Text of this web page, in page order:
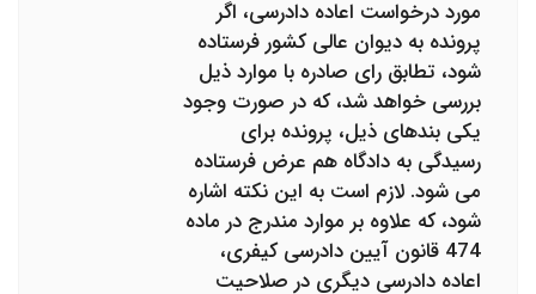
مورد درخواست اعاده دادرسی، اگر
پرونده به دیوان عالی کشور فرستاده
شود، تطابق رای صادره با موارد ذیل
بررسی خواهد شد، که در صورت وجود
یکی بندهای ذیل، پرونده برای
رسیدگی به دادگاه هم عرض فرستاده
می شود. لازم است به این نکته اشاره
شود، که علاوه بر موارد مندرج در ماده
474 قانون آیین دادرسی کیفری،
اعاده دادرسی دیگری در صلاحیت